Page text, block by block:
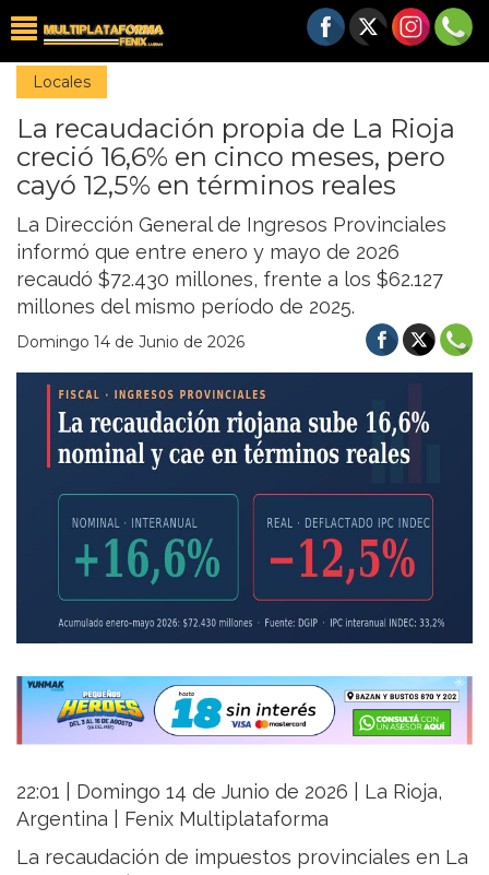
Locales
La recaudación propia de La Rioja
creció 16,6% en cinco meses, pero
cayó 12,5% en términos reales
La Dirección General de Ingresos Provinciales
informó que entre enero y mayo de 2026
recaudó $72.430 millones, frente a los $62.127
millones del mismo período de 2025.
Domingo 14 de Junio de 2026
22:01 | Domingo 14 de Junio de 2026 | La Rioja,
Argentina | Fenix Multiplataforma
La recaudación de impuestos provinciales en La